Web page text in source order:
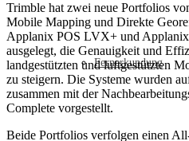
Fernerkundung
Trimble hat zwei neue Portfolios
Mobile Mapping und Direkte
Applanix POS LVX+ und
ausgelegt, die Genauigkeit und
landgestützten und luftgestützten
zu steigern. Die Systeme wurden
zusammen mit der
Complete vorgestellt.
Beide Portfolios verfolgen einen